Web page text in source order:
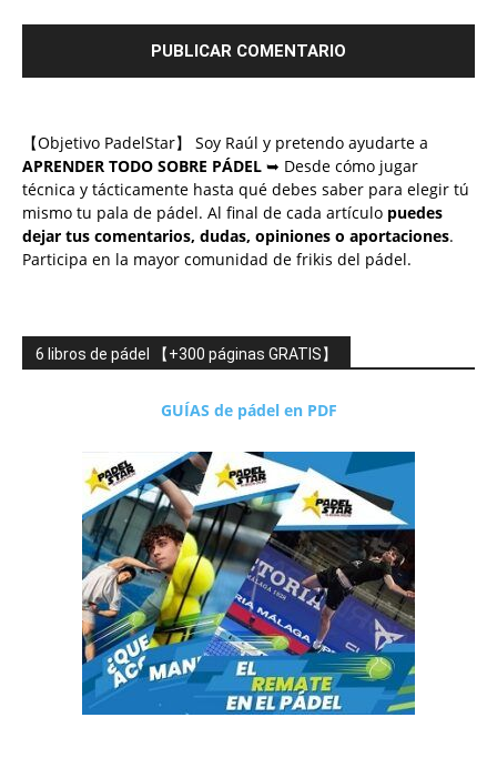
【Objetivo PadelStar】 Soy Raúl y pretendo ayudarte a
APRENDER TODO SOBRE PÁDEL ➥ Desde cómo jugar
técnica y tácticamente hasta qué debes saber para elegir tú
mismo tu pala de pádel. Al final de cada artículo puedes
dejar tus comentarios, dudas, opiniones o aportaciones.
Participa en la mayor comunidad de frikis del pádel.
6 libros de pádel 【+300 páginas GRATIS】
GUÍAS de pádel en PDF